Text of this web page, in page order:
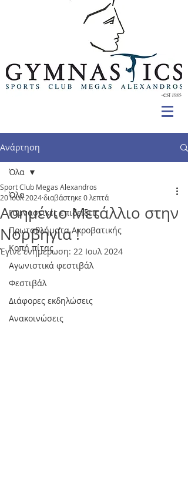
Ανάρτηση
Όλα
Γυμναστικές επιδείξεις
Πρωταθλήματα Ακροβατικής
Κοπή πίτας
Αγωνιστικά φεστιβάλ
Φεστιβάλ
Διάφορες εκδηλώσεις
Ανακοινώσεις
Όλα
Ασημένιο Μετάλλιο στην
Νορβηγία !
Sport Club Megas Alexandros
20 Ιουλ 2024διαβάστηκε 0 λεπτά
Έγινε ενημέρωση: 22 Ιουλ 2024